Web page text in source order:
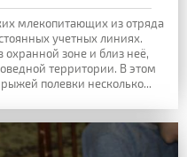
млекопитающих из отряда
учетных линиях.
охранной зоне и близ неё,
территории. В этом
полевки несколько...